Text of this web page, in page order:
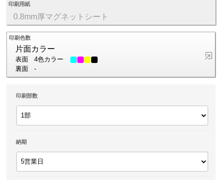
印刷用紙
0.8mm厚マグネットシート
印刷色数
片面カラー
表面
4色カラー
裏面
-
印刷部数
納期